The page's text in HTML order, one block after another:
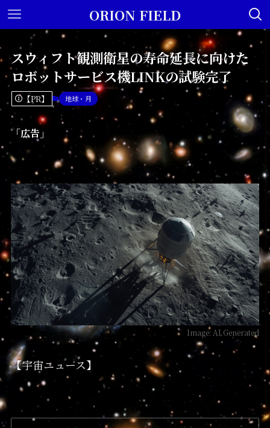
ORION FIELD
スウィフト観測衛星の寿命延長に向けた
ロボットサービス機LINKの試験完了
【PR】 地球・月
「広告」
Image: AI Generated
【宇宙ニュース】